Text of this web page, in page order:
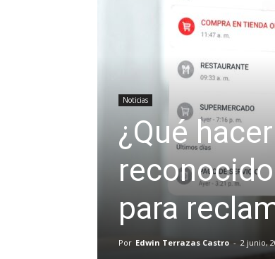
Noticias
¿Qué
para
Por Edwin Terrazas Castro - 2 junio,